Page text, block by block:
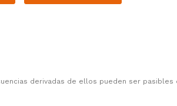
derivadas de ellos pueden ser pasibles